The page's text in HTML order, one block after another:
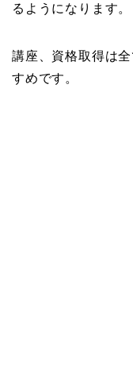
るようになります。
講座、資格取得は
すめです。